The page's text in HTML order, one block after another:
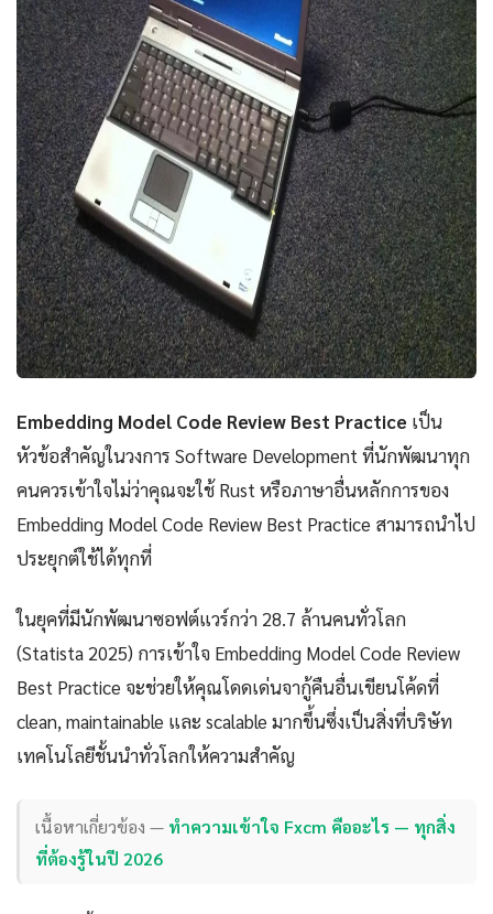
Embedding Model Code Review Best Practice เป็น
หัวข้อสำคัญในวงการ Software Development ที่นักพัฒนาทุก
คนควรเข้าใจไม่ว่าคุณจะใช้ Rust หรือภาษาอื่นหลักการของ
Embedding Model Code Review Best Practice สามารถนำไป
ประยุกต์ใช้ได้ทุกที่
ในยุคที่มีนักพัฒนาซอฟต์แวร์กว่า 28.7 ล้านคนทั่วโลก
(Statista 2025) การเข้าใจ Embedding Model Code Review
Best Practice จะช่วยให้คุณโดดเด่นจากู้คืนอื่นเขียนโค้ดที่
clean, maintainable และ scalable มากขึ้นซึ่งเป็นสิ่งที่บริษัท
เทคโนโลยีชั้นนำทั่วโลกให้ความสำคัญ
เนื้อหาเกี่ยวข้อง — ทำความเข้าใจ Fxcm คืออะไร — ทุกสิ่ง
ที่ต้องรู้ในปี 2026